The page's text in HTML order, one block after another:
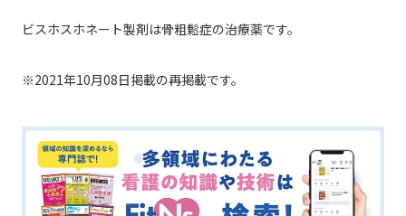
ビスホスホネート製剤は骨粗鬆症の治療薬です。
※2021年10月08日掲載の再掲載です。